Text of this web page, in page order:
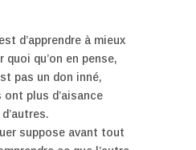
d’apprendre à mieux
quoi qu’on en pense,
pas un don inné,
plus d’aisance
suppose avant tout